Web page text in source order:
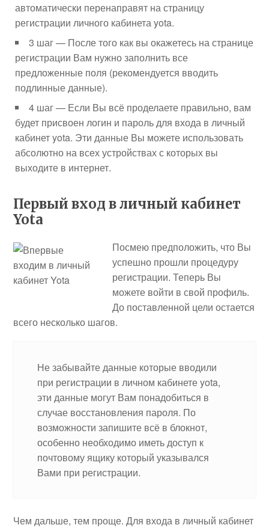
автоматически перенаправят на страницу
регистрации личного кабинета yota.
3 шаг — После того как вы окажетесь на странице
регистрации Вам нужно заполнить все
предложенные поля (рекомендуется вводить
подлинные данные).
4 шаг — Если Вы всё проделаете правильно, вам
будет присвоен логин и пароль для входа в личный
кабинет yota. Эти данные Вы можете использовать
абсолютно на всех устройствах с которых вы
выходите в интернет.
Первый вход в личный кабинет
Yota
Посмею предположить, что Вы
успешно прошли процедуру
регистрации. Теперь Вы
можете войти в свой профиль.
До поставленной цели остается
всего несколько шагов.
Не забывайте данные которые вводили
при регистрации в личном кабинете yota,
эти данные могут Вам понадобиться в
случае восстановления пароля. По
возможности запишите всё в блокнот,
особенно необходимо иметь доступ к
почтовому ящику который указывался
Вами при регистрации.
Чем дальше, тем проще. Для входа в личный кабинет